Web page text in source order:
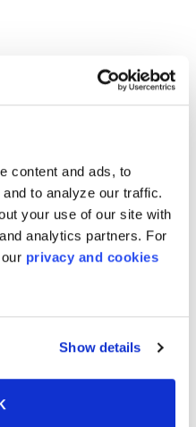
content and ads, to
to analyze our traffic.
your use of our site with
analytics partners. For
privacy and cookies
Show details